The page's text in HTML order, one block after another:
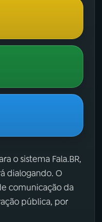
o sistema Fala.BR,
dialogando. O
comunicação da
pública, por